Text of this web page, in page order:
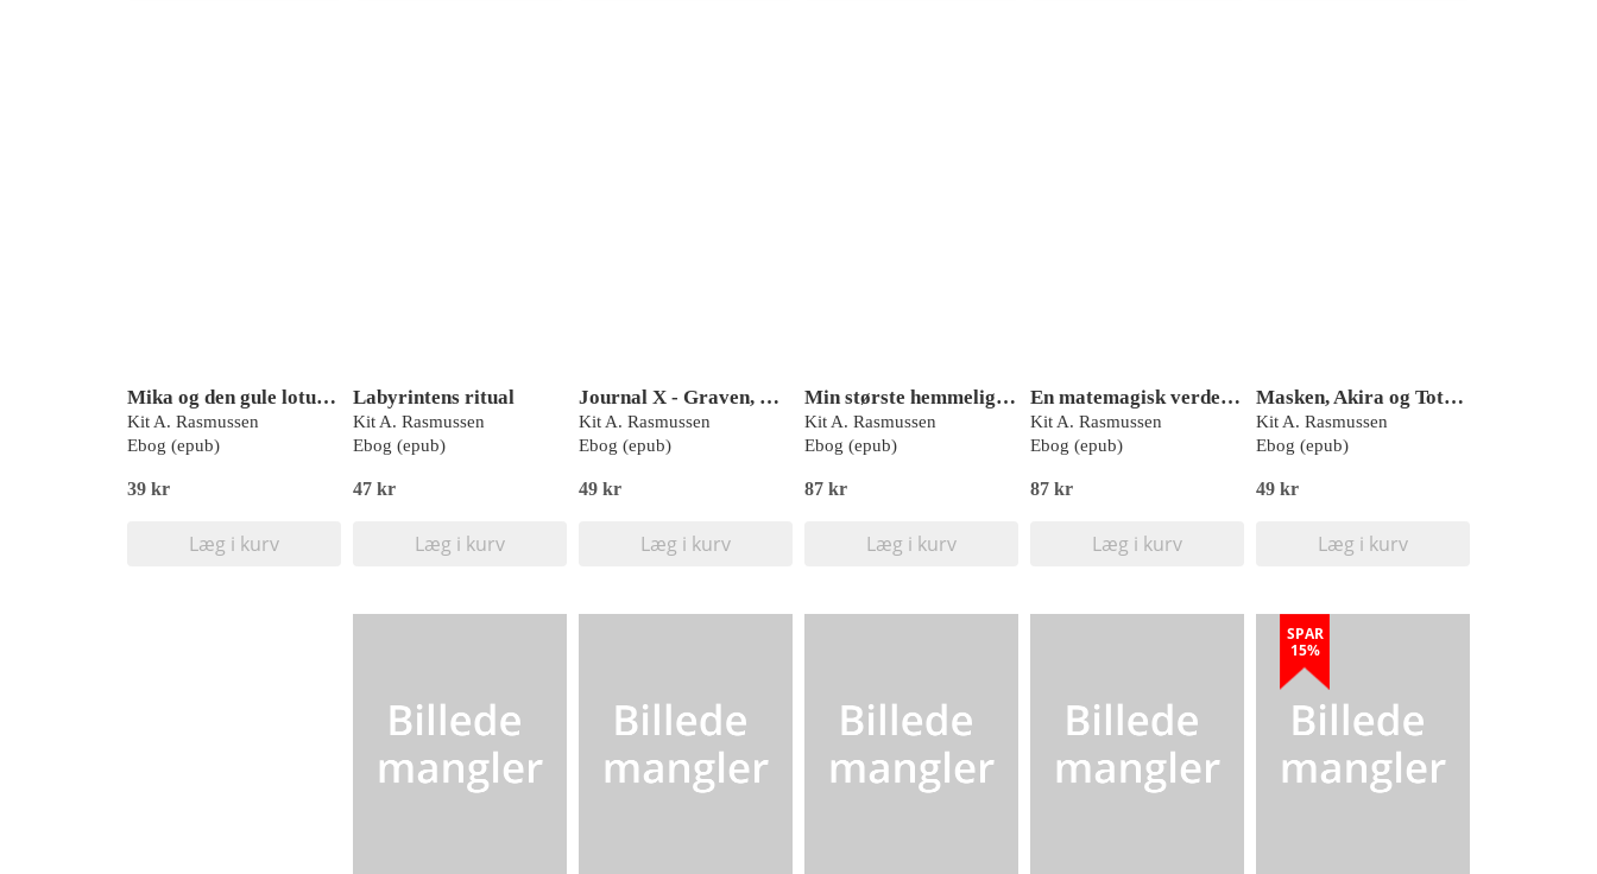
Mika og den gule lotus, Læs lydret 3
Kit A. Rasmussen
Ebog (epub)
39 kr
Læg i kurv
Labyrintens ritual
Kit A. Rasmussen
Ebog (epub)
47 kr
Læg i kurv
Journal X - Graven, Rød Læseklub
Kit A. Rasmussen
Ebog (epub)
49 kr
Læg i kurv
Min største hemmelighed, Clara, Rød Læseklub
Kit A. Rasmussen
Ebog (epub)
87 kr
Læg i kurv
En matemagisk verden - nu med møghund, Blå Læseklub
Kit A. Rasmussen
Ebog (epub)
87 kr
Læg i kurv
Masken, Akira og Toto 3, Neuro, Læseklub
Kit A. Rasmussen
Ebog (epub)
49 kr
Læg i kurv
SPAR
15%